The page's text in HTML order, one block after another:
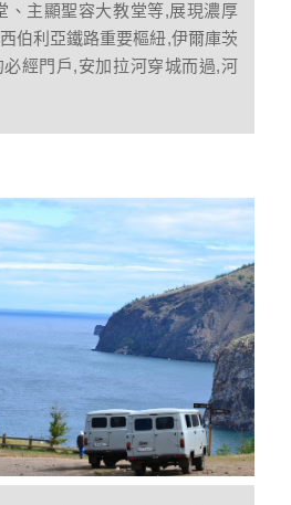
、主顯聖容大教堂等,展現濃厚
伯利亞鐵路重要樞紐,伊爾庫茨
經門戶,安加拉河穿城而過,河